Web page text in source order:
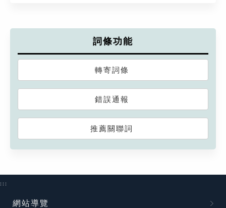
詞條功能
轉寄詞條
錯誤通報
推薦關聯詞
:::
網站導覽